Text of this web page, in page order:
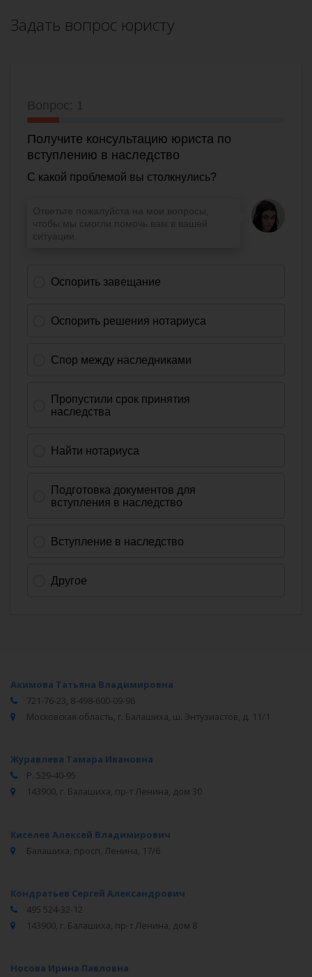
Задать вопрос юристу
Акимова Татьяна Владимировна
721-76-23, 8-498-600-09-96
Московская область, г. Балашиха, ш. Энтузиастов, д. 11/1
Журавлева Тамара Ивановна
Р. 529-40-95
143900, г. Балашиха, пр-т Ленина, дом 30
Киселев Алексей Владимирович
Балашиха, просп. Ленина, 17/6
Кондратьев Сергей Александрович
495 524-32-12
143900, г. Балашиха, пр-т Ленина, дом 8
Носова Ирина Павловна